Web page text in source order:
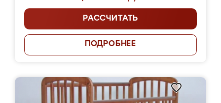
РАССЧИТАТЬ
ПОДРОБНЕЕ